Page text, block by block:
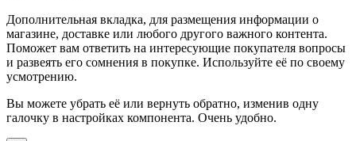
Дополнительная вкладка, для размещения информации о
магазине, доставке или любого другого важного контента.
Поможет вам ответить на интересующие покупателя вопросы
и развеять его сомнения в покупке. Используйте её по своему
усмотрению.
Вы можете убрать её или вернуть обратно, изменив одну
галочку в настройках компонента. Очень удобно.